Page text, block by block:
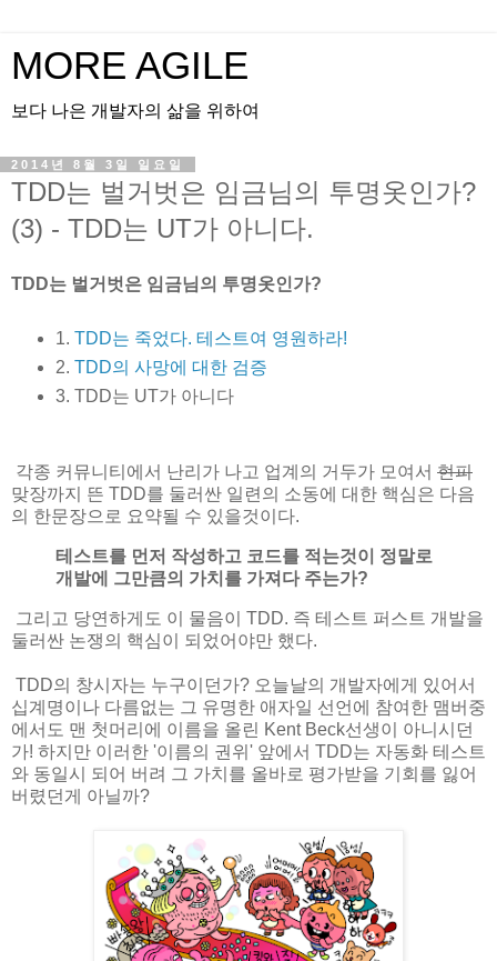
MORE AGILE
보다 나은 개발자의 삶을 위하여
2014년 8월 3일 일요일
TDD는 벌거벗은 임금님의 투명옷인가?
(3) - TDD는 UT가 아니다.
TDD는 벌거벗은 임금님의 투명옷인가?
1. TDD는 죽었다. 테스트여 영원하라!
2. TDD의 사망에 대한 검증
3. TDD는 UT가 아니다
각종 커뮤니티에서 난리가 나고 업계의 거두가 모여서 현피
맞장까지 뜬 TDD를 둘러싼 일련의 소동에 대한 핵심은 다음
의 한문장으로 요약될 수 있을것이다.
테스트를 먼저 작성하고 코드를 적는것이 정말로
개발에 그만큼의 가치를 가져다 주는가?
그리고 당연하게도 이 물음이 TDD. 즉 테스트 퍼스트 개발을
둘러싼 논쟁의 핵심이 되었어야만 했다.
TDD의 창시자는 누구이던가? 오늘날의 개발자에게 있어서
십계명이나 다름없는 그 유명한 애자일 선언에 참여한 맴버중
에서도 맨 첫머리에 이름을 올린 Kent Beck선생이 아니시던
가! 하지만 이러한 '이름의 권위' 앞에서 TDD는 자동화 테스트
와 동일시 되어 버려 그 가치를 올바로 평가받을 기회를 잃어
버렸던게 아닐까?